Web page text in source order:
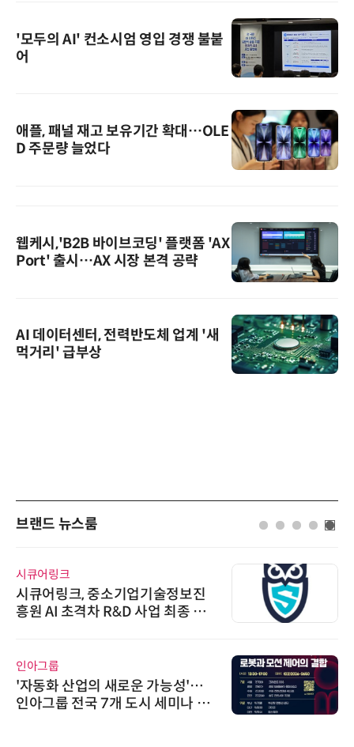
'모두의 AI' 컨소시엄 영입 경쟁 불붙
어
애플, 패널 재고 보유기간 확대…OLE
D 주문량 늘었다
웹케시,'B2B 바이브코딩' 플랫폼 'AX
Port' 출시…AX 시장 본격 공략
AI 데이터센터, 전력반도체 업계 '새
먹거리' 급부상
브랜드 뉴스룸
시큐어링크
시큐어링크, 중소기업기술정보진
흥원 AI 초격차 R&D 사업 최종 선
인아그룹
'자동화 산업의 새로운 가능성'…
인아그룹 전국 7개 도시 세미나 페